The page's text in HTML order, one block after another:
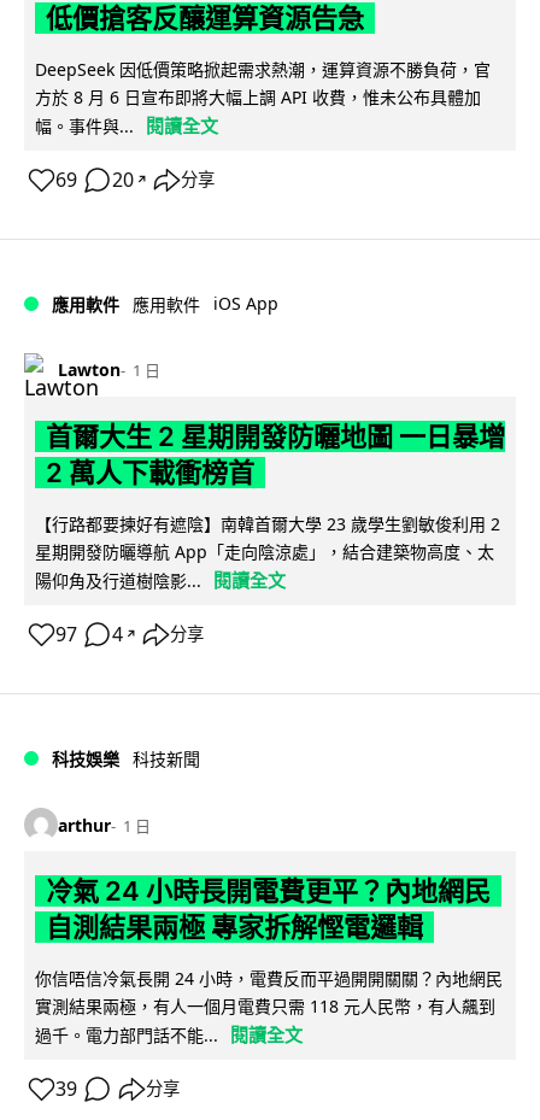
低價搶客反釀運算資源告急
DeepSeek 因低價策略掀起需求熱潮，運算資源不勝負荷，官
方於 8 月 6 日宣布即將大幅上調 API 收費，惟未公布具體加
幅。事件與...
閱讀全文
69 20 ↗ 分享
應用軟件 應用軟件 iOS App
Lawton 1 日
首爾大生 2 星期開發防曬地圖 一日暴增
2 萬人下載衝榜首
【行路都要揀好有遮陰】南韓首爾大學 23 歲學生劉敏俊利用 2
星期開發防曬導航 App「走向陰涼處」，結合建築物高度、太
陽仰角及行道樹陰影...
閱讀全文
97 4 ↗ 分享
科技娛樂 科技新聞
arthur 1 日
冷氣 24 小時長開電費更平？內地網民
自測結果兩極 專家拆解慳電邏輯
你信唔信冷氣長開 24 小時，電費反而平過開開關關？內地網民
實測結果兩極，有人一個月電費只需 118 元人民幣，有人飆到
過千。電力部門話不能...
閱讀全文
39 分享